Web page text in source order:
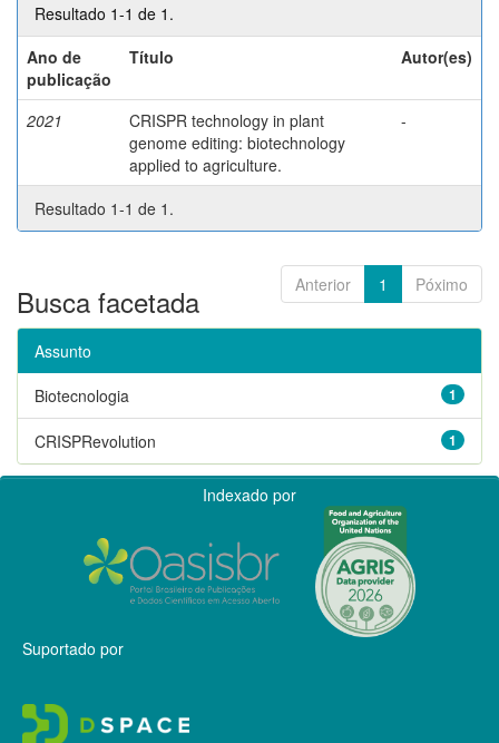
Resultado 1-1 de 1.
Ano de
publicação
Título Autor(es)
2021
CRISPR technology in plant
genome editing: biotechnology
applied to agriculture.
-
Resultado 1-1 de 1.
Anterior 1 Póximo
Busca facetada
Assunto
1
Biotecnologia
1
CRISPRevolution
Indexado por
Suportado por